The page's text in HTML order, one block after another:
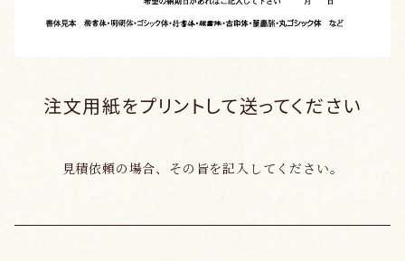
注文用紙をプリントして送ってください
見積依頼の場合、その旨を記入してください。